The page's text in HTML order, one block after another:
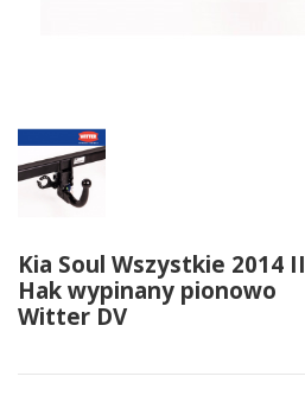
Kia Soul Wszystkie 2014 II
Hak wypinany pionowo
Witter DV